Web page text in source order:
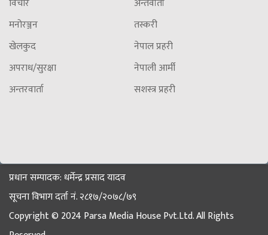
विचार
मनोरञ्जन
खेलकुद
अपराध/सुरक्षा
अन्तरवार्ता
अन्तर्वार्ता
तस्करी
नेपाल प्रहरी
नेपाली आर्मी
सशस्त्र प्रहरी
प्रधान सम्पादक: धर्मेन्द्र प्रसाद यादव
सूचना विभाग दर्ता नं. २८१७/२०७८/७९
Copyright © 2024 Parsa Media House Pvt.Ltd. All Rights